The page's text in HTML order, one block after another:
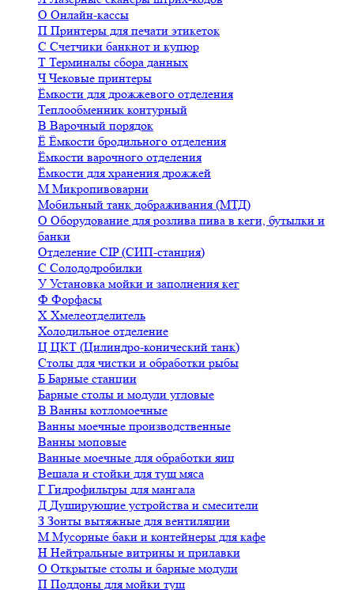
О Онлайн-кассы
П Принтеры для печати этикеток
С Счетчики банкнот и купюр
Т Терминалы сбора данных
ЧЧековые принтеры
Ёмкости для дрожжевого отделения
Теплообменник контурный
В Варочный порядок
Ё Ёмкости бродильного отделения
Ёмкости варочного отделения
Ёмкости для хранения дрожжей
М Микропивоварни
Мобильный танк дображивания (МТД)
О Оборудование для розлива пива в кеги, бутылки и
банки
Отделение CIP (СИП-станция)
С Солододробилки
У Установка мойки и заполнения кег
Ф Форфасы
Х Хмелеотделитель
Холодильное отделение
Ц ЦКТ (Цилиндро-конический танк)
Столы для чистки и обработки рыбы
Б Барные станции
Барные столы и модули угловые
В Ванны котломоечные
Ванны моечные производственные
Ванны моповые
Ванные моечные для обработки яиц
Вешала и стойки для туш мяса
Г Гидрофильтры для мангала
Д Душирующие устройства и смесители
З Зонты вытяжные для вентиляции
М Мусорные баки и контейнеры для кафе
Н Нейтральные витрины и прилавки
О Открытые столы и барные модули
П Поддоны для мойки туш